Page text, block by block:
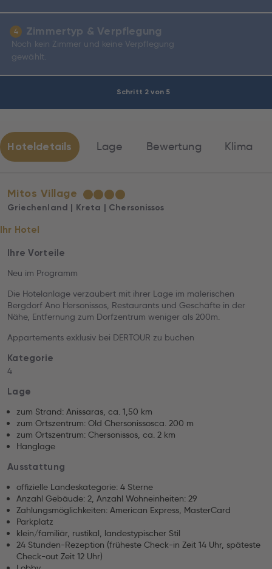
Schritt 2 von 5
4 Zimmertyp & Verpflegung
Noch kein Zimmer und keine Verpflegung
gewählt.
Hoteldetails Lage Bewertung Klima
Mitos Village ★★★★
Griechenland | Kreta | Chersonissos
Ihr Hotel
Ihre Vorteile
Neu im Programm
Die Hotelanlage verzaubert mit ihrer Lage im malerischen
Bergdorf Ano Hersonissos, Restaurants und Geschäfte in der
Nähe, Entfernung zum Dorfzentrum weniger als 200m.
Appartements exklusiv bei DERTOUR zu buchen
Kategorie
4
Lage
zum Strand: Anissaras, ca. 1,50 km
zum Ortszentrum: Old Chersonissosca. 200 m
zum Ortszentrum: Chersonissos, ca. 2 km
Hanglage
Ausstattung
offizielle Landeskategorie: 4 Sterne
Anzahl Gebäude: 2, Anzahl Wohneinheiten: 29
Zahlungsmöglichkeiten: American Express, MasterCard
Parkplatz
klein/familiär, rustikal, landestypischer Stil
24 Stunden-Rezeption (früheste Check-in Zeit 14 Uhr, späteste
Check-out Zeit 12 Uhr)